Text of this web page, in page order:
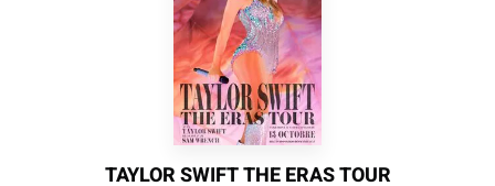
TAYLOR SWIFT THE ERAS TOUR